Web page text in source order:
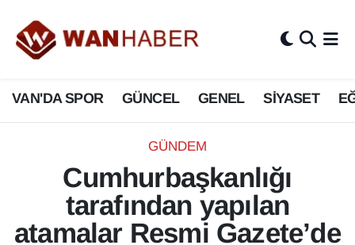
VAN'DA SPOR GÜNCEL GENEL SİYASET
GÜNDEM
Cumhurbaşkanlığı
tarafından yapılan
atamalar Resmi Gazete’de
3.SAYFA
ASAYİŞ
BİLİM VE TEKNOLOJİ
Biyografi
Bölge Haberleri
Van Nöbetçi Eczaneler
Van Hava Durumu
Van Namaz Vakitleri
Van Trafik Yoğunluk Haritası
Süper Lig Puan Durumu ve Fikstür